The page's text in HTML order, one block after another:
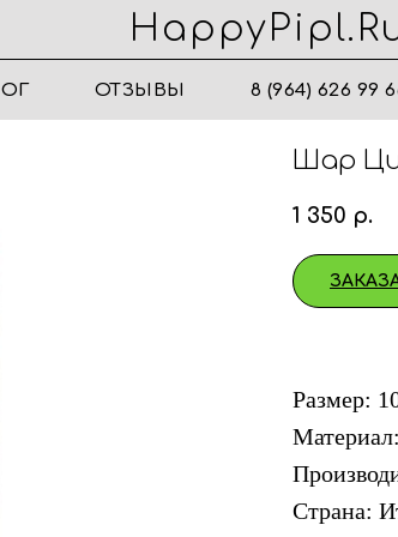
ОТЗЫВЫ 8 (964) 626 99
Шар
1 350 р.
Размер:
Страна: